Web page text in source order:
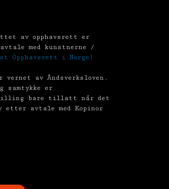
av opphavsrett er
med kunstnerne /
Opphavsrett i Norge)
av Åndsverksloven.
samtykke er
bare tillatt når det
avtale med Kopinor